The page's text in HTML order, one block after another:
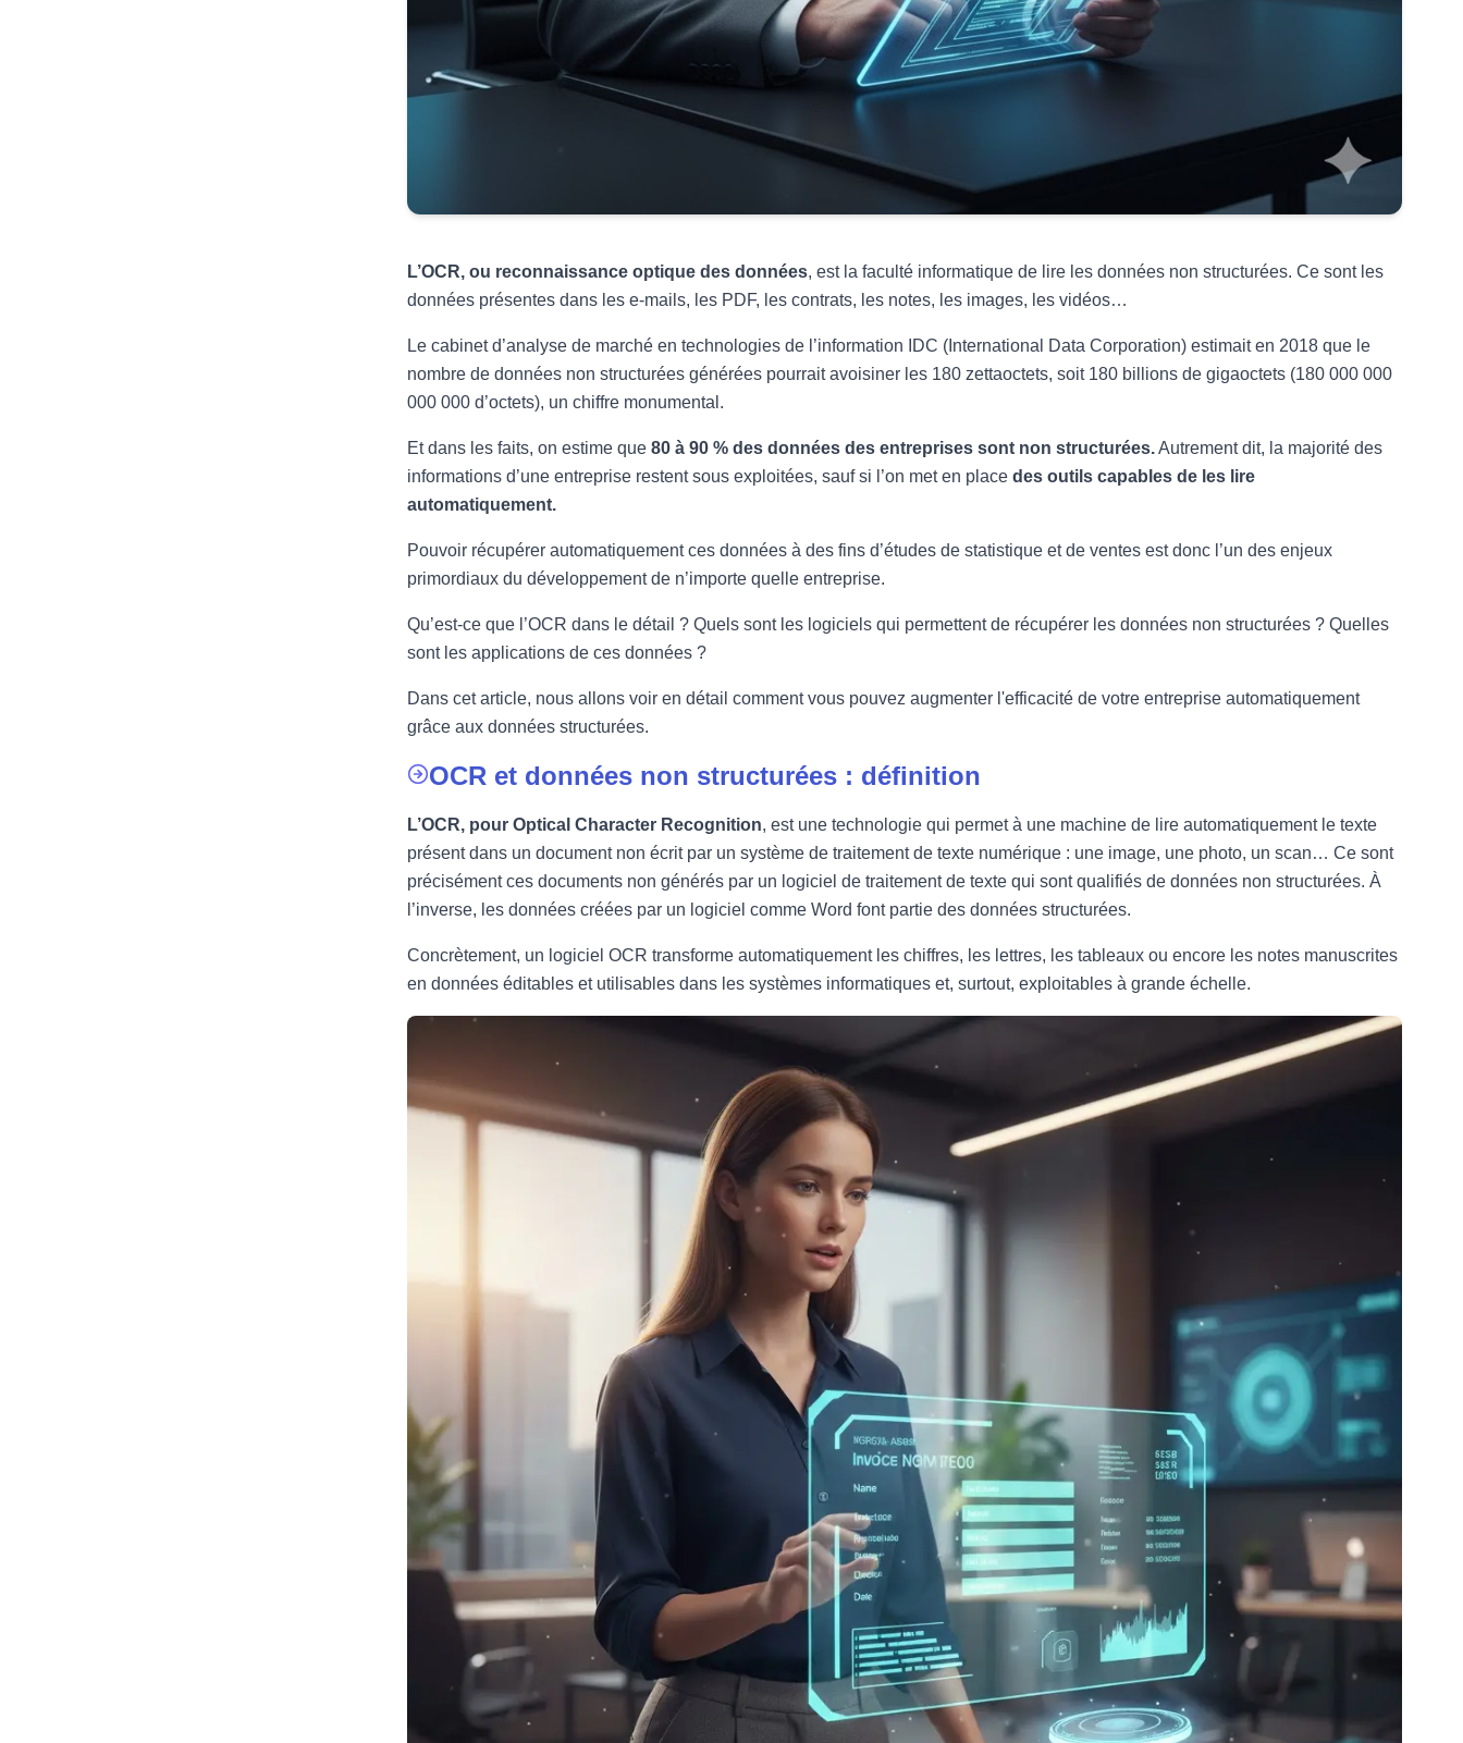
L’OCR, ou reconnaissance optique des données, est la faculté informatique de lire les données non structurées. Ce sont les
données présentes dans les e-mails, les PDF, les contrats, les notes, les images, les vidéos…
Le cabinet d’analyse de marché en technologies de l’information IDC (International Data Corporation) estimait en 2018 que le
nombre de données non structurées générées pourrait avoisiner les 180 zettaoctets, soit 180 billions de gigaoctets (180 000 000
000 000 d’octets), un chiffre monumental.
Et dans les faits, on estime que 80 à 90 % des données des entreprises sont non structurées.Autrement dit, la majorité des
informations d’une entreprise restent sous exploitées, sauf si l’on met en place des outils capables de les lire
automatiquement.
Pouvoir récupérer automatiquement ces données à des fins d’études de statistique et de ventes est donc l’un des enjeux
primordiaux du développement de n’importe quelle entreprise.
Qu’est-ce que l’OCR dans le détail ? Quels sont les logiciels qui permettent de récupérer les données non structurées ? Quelles
sont les applications de ces données ?
Dans cet article, nous allons voir en détail comment vous pouvez augmenter l'efficacité de votre entreprise automatiquement
grâce aux données structurées.
OCR et données non structurées : définition
L’OCR, pour Optical Character Recognition, est une technologie qui permet à une machine de lire automatiquement le texte
présent dans un document non écrit par un système de traitement de texte numérique : une image, une photo, un scan… Ce sont
précisément ces documents non générés par un logiciel de traitement de texte qui sont qualifiés de données non structurées. À
l’inverse, les données créées par un logiciel comme Word font partie des données structurées.
Concrètement, un logiciel OCR transforme automatiquement les chiffres, les lettres, les tableaux ou encore les notes manuscrites
en données éditables et utilisables dans les systèmes informatiques et, surtout, exploitables à grande échelle.